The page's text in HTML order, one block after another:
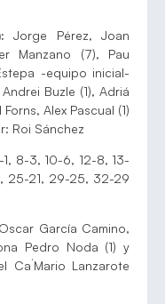
Jorge Pérez, Joan
Manzano (7), Pau
-equipo inicial-
Buzle (1), Adriá
Alex Pascual (1)
Roi Sánchez
8-3, 10-6, 12-8, 13-
25-21, 29-25, 32-29
García Camino,
Pedro Noda (1) y
Ca´Mario Lanzarote